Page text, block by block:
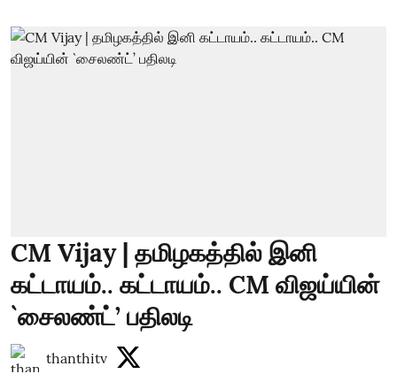
CM Vijay | தமிழகத்தில் இனி
கட்டாயம்.. கட்டாயம்.. CM விஜய்யின்
`சைலண்ட்’ பதிலடி
thanthitv